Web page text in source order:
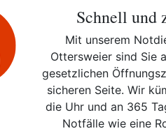
Schnell und
Mit unserem
Ottersweier sind Sie
gesetzlichen
sicheren Seite. Wir
die Uhr und an 365
Notfälle wie eine